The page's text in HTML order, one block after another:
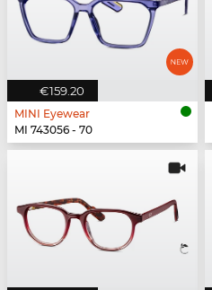
€159.20
MINI Eyewear
MI 743056 - 70